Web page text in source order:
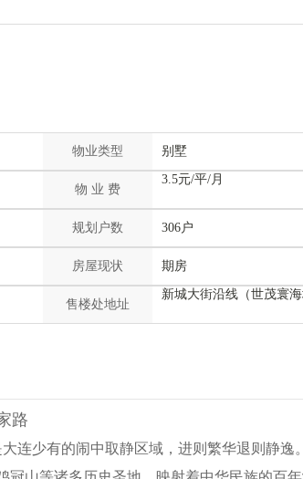
物业类型 别墅
物 业 费
3.5元/平/月
规划户数 306户
房屋现状 期房
售楼处地址
新城大街沿线（世茂寰海
路
连少有的闹中取静区域， 进则繁华退则静逸。